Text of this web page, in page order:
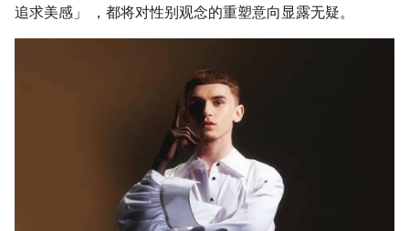
追求美感」 ，都将对性别观念的重塑意向显露无疑。